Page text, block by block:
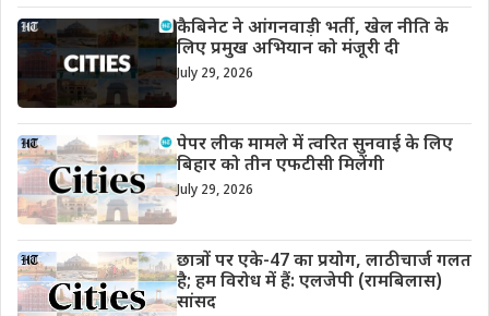
कैबिनेट ने आंगनवाड़ी भर्ती, खेल नीति के
लिए प्रमुख अभियान को मंजूरी दी
July 29, 2026
पेपर लीक मामले में त्वरित सुनवाई के लिए
बिहार को तीन एफटीसी मिलेंगी
July 29, 2026
छात्रों पर एके-47 का प्रयोग, लाठीचार्ज गलत
है; हम विरोध में हैं: एलजेपी (रामबिलास)
सांसद